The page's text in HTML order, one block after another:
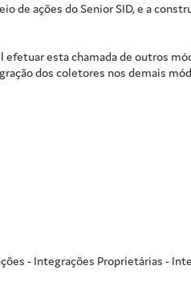
de ações do Senior SID, e a
efetuar esta chamada de outros
dos coletores nos demais
- Integrações Proprietárias -